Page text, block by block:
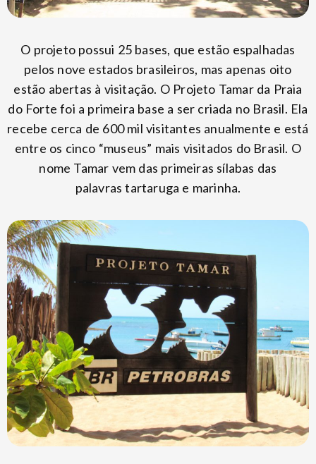
O projeto possui 25 bases, que estão espalhadas
pelos nove estados brasileiros, mas apenas oito
estão abertas à visitação. O Projeto Tamar da Praia
do Forte foi a primeira base a ser criada no Brasil. Ela
recebe cerca de 600 mil visitantes anualmente e está
entre os cinco “museus” mais visitados do Brasil. O
nome Tamar vem das primeiras sílabas das
palavras tartaruga e marinha.